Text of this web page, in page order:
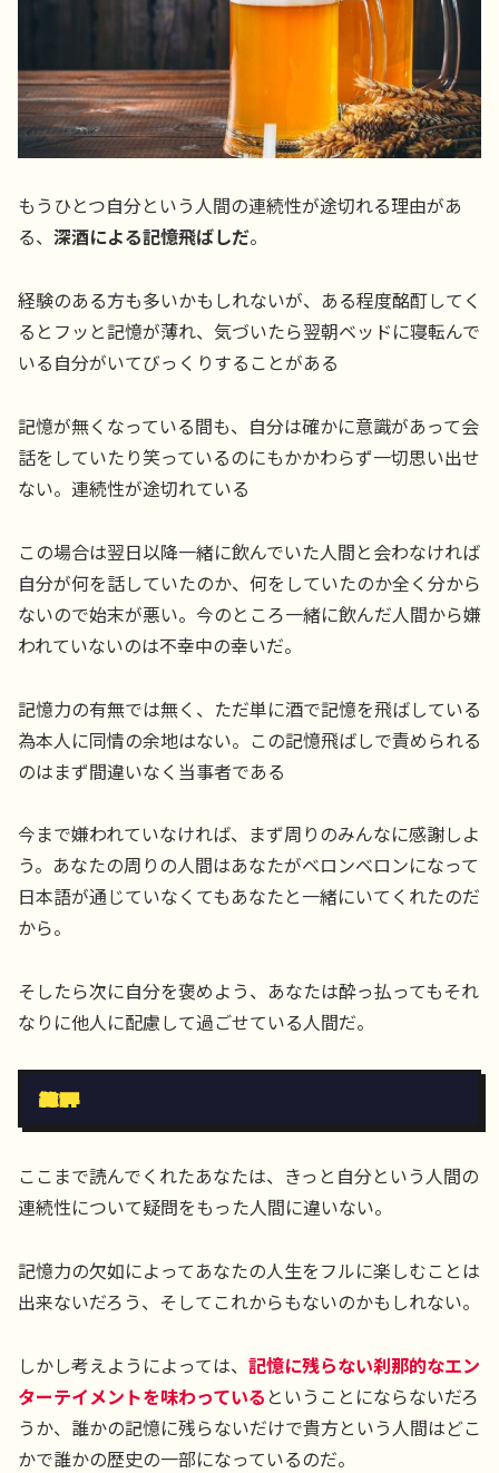
もうひとつ自分という人間の連続性が途切れる理由があ
る、 深酒による記憶飛ばしだ。
経験のある方も多いかもしれないが、ある程度酩酊してく
るとフッと記憶が薄れ、気づいたら翌朝ベッドに寝転んで
いる自分がいてびっくりすることがある
記憶が無くなっている間も、自分は確かに意識があって会
話をしていたり笑っているのにもかかわらず一切思い出せ
ない。連続性が途切れている
この場合は翌日以降一緒に飲んでいた人間と会わなければ
自分が何を話していたのか、何をしていたのか全く分から
ないので始末が悪い。今のところ一緒に飲んだ人間から嫌
われていないのは不幸中の幸いだ。
記憶力の有無では無く、ただ単に酒で記憶を飛ばしている
為本人に同情の余地はない。この記憶飛ばしで責められる
のはまず間違いなく当事者である
今まで嫌われていなければ、まず周りのみんなに感謝しよ
う。あなたの周りの人間はあなたがベロンベロンになって
日本語が通じていなくてもあなたと一緒にいてくれたのだ
から。
そしたら次に自分を褒めよう、あなたは酔っ払ってもそれ
なりに他人に配慮して過ごせている人間だ。
総評
ここまで読んでくれたあなたは、きっと自分という人間の
連続性について疑問をもった人間に違いない。
記憶力の欠如によってあなたの人生をフルに楽しむことは
出来ないだろう、そしてこれからもないのかもしれない。
しかし考えようによっては、 記憶に残らない刹那的なエン
ターテイメントを味わっている ということにならないだろ
うか、誰かの記憶に残らないだけで貴方という人間はどこ
かで誰かの歴史の一部になっているのだ。